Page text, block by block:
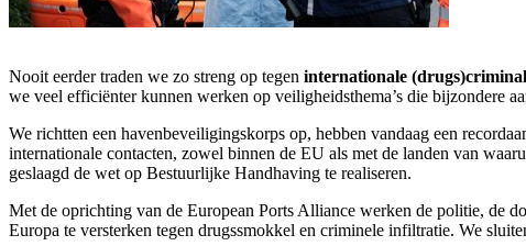
Nooit eerder traden we zo streng op tegen internationale
we veel efficiënter kunnen werken op veiligheidsthema’s die bijzondere
We richtten een havenbeveiligingskorps op, hebben vandaag een
internationale contacten, zowel binnen de EU als met de landen van
geslaagd de wet op Bestuurlijke Handhaving te realiseren.
Met de oprichting van de European Ports Alliance werken de politie, de
Europa te versterken tegen drugssmokkel en criminele infiltratie. We